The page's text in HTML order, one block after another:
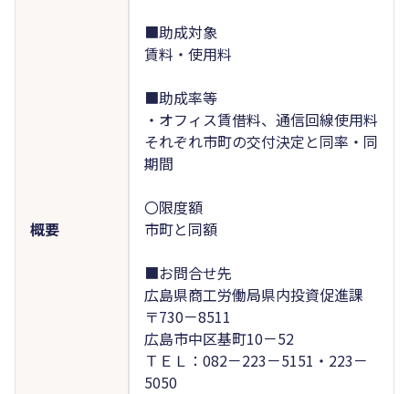
概要
■助成対象
賃料・使用料
■助成率等
・オフィス賃借料、通信回線使用料
それぞれ市町の交付決定と同率・同
期間
〇限度額
市町と同額
■お問合せ先
広島県商工労働局県内投資促進課
〒730－8511
広島市中区基町10－52
ＴＥＬ：082－223－5151・223－
5050